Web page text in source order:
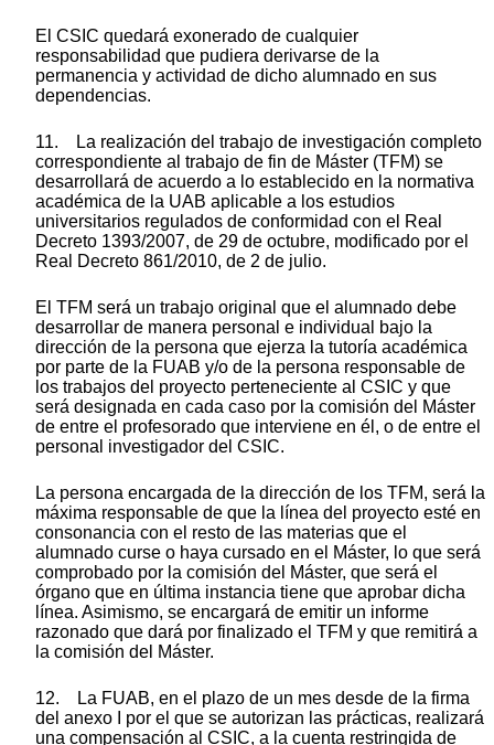
El CSIC quedará exonerado de cualquier
responsabilidad que pudiera derivarse de la
permanencia y actividad de dicho alumnado en sus
dependencias.
11. La realización del trabajo de investigación completo
correspondiente al trabajo de fin de Máster (TFM) se
desarrollará de acuerdo a lo establecido en la normativa
académica de la UAB aplicable a los estudios
universitarios regulados de conformidad con el Real
Decreto 1393/2007, de 29 de octubre, modificado por el
Real Decreto 861/2010, de 2 de julio.
El TFM será un trabajo original que el alumnado debe
desarrollar de manera personal e individual bajo la
dirección de la persona que ejerza la tutoría académica
por parte de la FUAB y/o de la persona responsable de
los trabajos del proyecto perteneciente al CSIC y que
será designada en cada caso por la comisión del Máster
de entre el profesorado que interviene en él, o de entre el
personal investigador del CSIC.
La persona encargada de la dirección de los TFM, será la
máxima responsable de que la línea del proyecto esté en
consonancia con el resto de las materias que el
alumnado curse o haya cursado en el Máster, lo que será
comprobado por la comisión del Máster, que será el
órgano que en última instancia tiene que aprobar dicha
línea. Asimismo, se encargará de emitir un informe
razonado que dará por finalizado el TFM y que remitirá a
la comisión del Máster.
12. La FUAB, en el plazo de un mes desde de la firma
del anexo I por el que se autorizan las prácticas, realizará
una compensación al CSIC, a la cuenta restringida de